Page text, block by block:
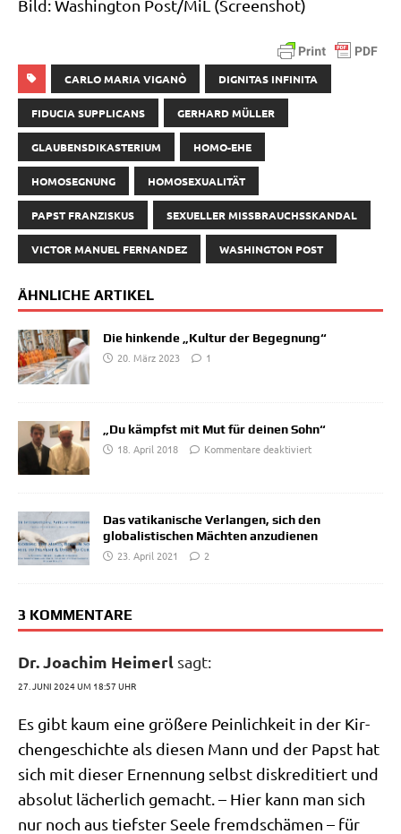
Bild: Washing­ton Post/​MiL (Screen­shot)
CARLO MARIA VIGANÒ DIGNITAS INFINITA
FIDUCIA SUPPLICANS GERHARD MÜLLER
GLAUBENSDIKASTERIUM HOMO-EHE
HOMOSEGNUNG HOMOSEXUALITÄT
PAPST FRANZISKUS SEXUELLER MISSBRAUCHSSKANDAL
VICTOR MANUEL FERNANDEZ WASHINGTON POST
ÄHNLICHE ARTIKEL
Die hinkende „Kultur der Begegnung“
20. März 2023
1
„Du kämpfst mit Mut für deinen Sohn“
18. April 2018
Kommentare deaktiviert
Das vatikanische Verlangen, sich den
globalistischen Mächten anzudienen
23. April 2021
2
3 KOMMENTARE
Dr. Joachim Heimerl sagt:
27. JUNI 2024 UM 18:57 UHR
Es gibt kaum eine grö­ße­re Pein­lich­keit in der Kir­
chen­ge­schich­te als die­sen Mann und der Papst hat
sich mit die­ser Ernen­nung selbst dis­kre­di­tiert und
abso­lut lächer­lich gemacht. – Hier kann man sich
nur noch aus tief­ster See­le fremd­schä­men – für